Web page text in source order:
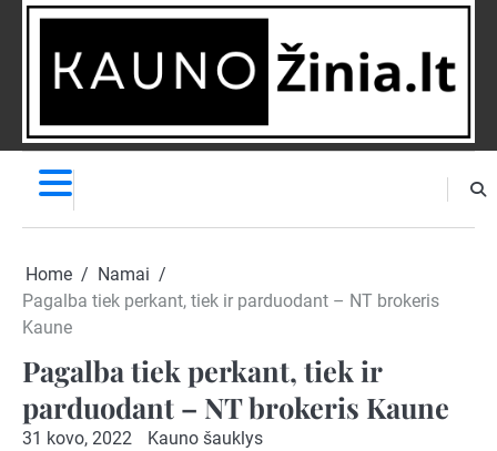
Skip
NAUJIENĄ
Home
Namai
Pagalba tiek perkant, tiek ir parduodant – NT brokeris
Kaune
Pagalba tiek perkant, tiek ir
parduodant – NT brokeris Kaune
31 kovo, 2022 Kauno šauklys